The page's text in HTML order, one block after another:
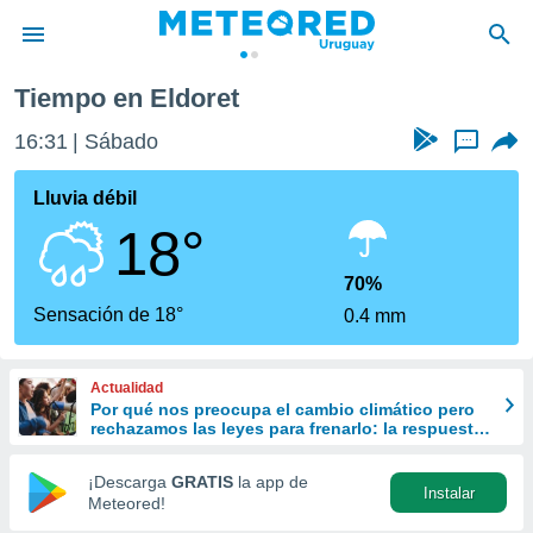
de
ha
para
que se
calidad.
a este
las
y
forma
digital
basada
Tiempo en Eldoret
16:31 Sábado ...
Lluvia débil
18°
Sensación de 18°
70%
0.4 mm
Actualidad
Por qué nos preocupa el cambio climático pero
rechazamos las leyes para frenarlo: la respuesta
¡Descarga GRATIS la app de
Meteored!
Instalar